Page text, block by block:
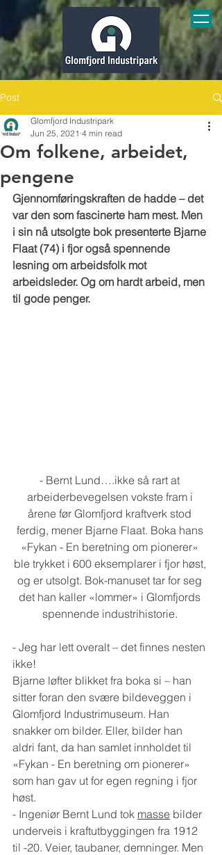
Post
Om folkene, arbeidet,
pengene
Glomfjord Industripark
Jun 25, 2021 4 min read
Gjennomføringskraften de hadde – det
var den som fascinerte ham mest. Men
i sin nå utsolgte bok presenterte Bjarne
Flaat (74) i fjor også spennende
lesning om arbeidsfolk mot
arbeidsleder. Og om hardt arbeid, men
til gode penger.
- Bernt Lund….ikke så rart at
arbeiderbevegelsen vokste fram i
årene før Glomfjord kraftverk stod
ferdig, mener Bjarne Flaat. Boka hans
«Fykan - En beretning om pionerer»
ble trykket i 600 eksemplarer i fjor høst,
og er utsolgt. Bok-manuset tar for seg
det han kaller «lommer» i Glomfjords
spennende industrihistorie.
- Jeg har lett overalt – det finnes nesten
ikke!
Bjarne løfter blikket fra boka si – han
sitter foran den svære bildeveggen i
Glomfjord Industrimuseum. Han
snakker om bilder. Eller, bilder han
aldri fant, da han samlet innholdet til
«Fykan - En beretning om pionerer»
som han gav ut for egen regning i fjor
høst.
- Ingeniør Bernt Lund tok masse bilder
underveis i kraftutbyggingen fra 1912
til -20. Veier, taubaner, demninger. Men